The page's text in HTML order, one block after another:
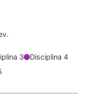
3
Disciplina 4